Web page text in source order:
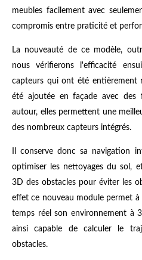
meubles facilement avec
compromis entre praticité et
La nouveauté de ce modèle,
nous vérifierons l'efficacité
capteurs qui ont été entièrement
été ajoutée en façade avec des
autour, elles permettent une
des nombreux capteurs intégrés.
Il conserve donc sa navigation
optimiser les nettoyages du sol,
3D des obstacles pour éviter les
effet ce nouveau module permet
temps réel son environnement à
ainsi capable de calculer le
obstacles.